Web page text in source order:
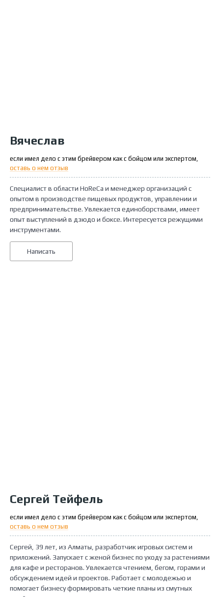
Вячеслав
если имел дело с этим брейвером как с бойцом или экспертом,
оставь о нем отзыв
Специалист в области HoReCa и менеджер организаций с
опытом в производстве пищевых продуктов, управлении и
предпринимательстве. Увлекается единоборствами, имеет
опыт выступлений в дзюдо и боксе. Интересуется режущими
инструментами.
Написать
Сергей Тейфель
если имел дело с этим брейвером как с бойцом или экспертом,
оставь о нем отзыв
Сергей, 39 лет, из Алматы, разработчик игровых систем и
приложений. Запускает с женой бизнес по уходу за растениями
для кафе и ресторанов. Увлекается чтением, бегом, горами и
обсуждением идей и проектов. Работает с молодежью и
помогает бизнесу формировать четкие планы из смутных